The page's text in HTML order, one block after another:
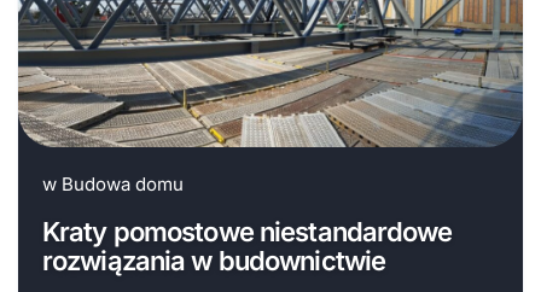
w Budowa domu
Kraty pomostowe niestandardowe
rozwiązania w budownictwie